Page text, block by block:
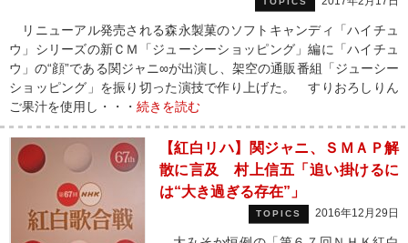
リニューアル発売される森永製菓のソフトキャンディ「ハイチュ
ウ」シリーズの新ＣＭ「ジューシーショッピング」編に「ハイチュ
ウ」の“顔”である関ジャニ∞が出演し、架空の通販番組「ジューシー
ショッピング」を振り切った演技で作り上げた。 すりおろしりん
ご果汁を使用し・・・ 続きを読む
【紅白リハ】関ジャニ、ＳＭＡＰ解
散に言及 村上信五「追い掛けるに
は“大き過ぎる存在”」
TOPICS 2016年12月29日